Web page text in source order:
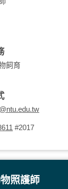
飼育
#2017
照護師